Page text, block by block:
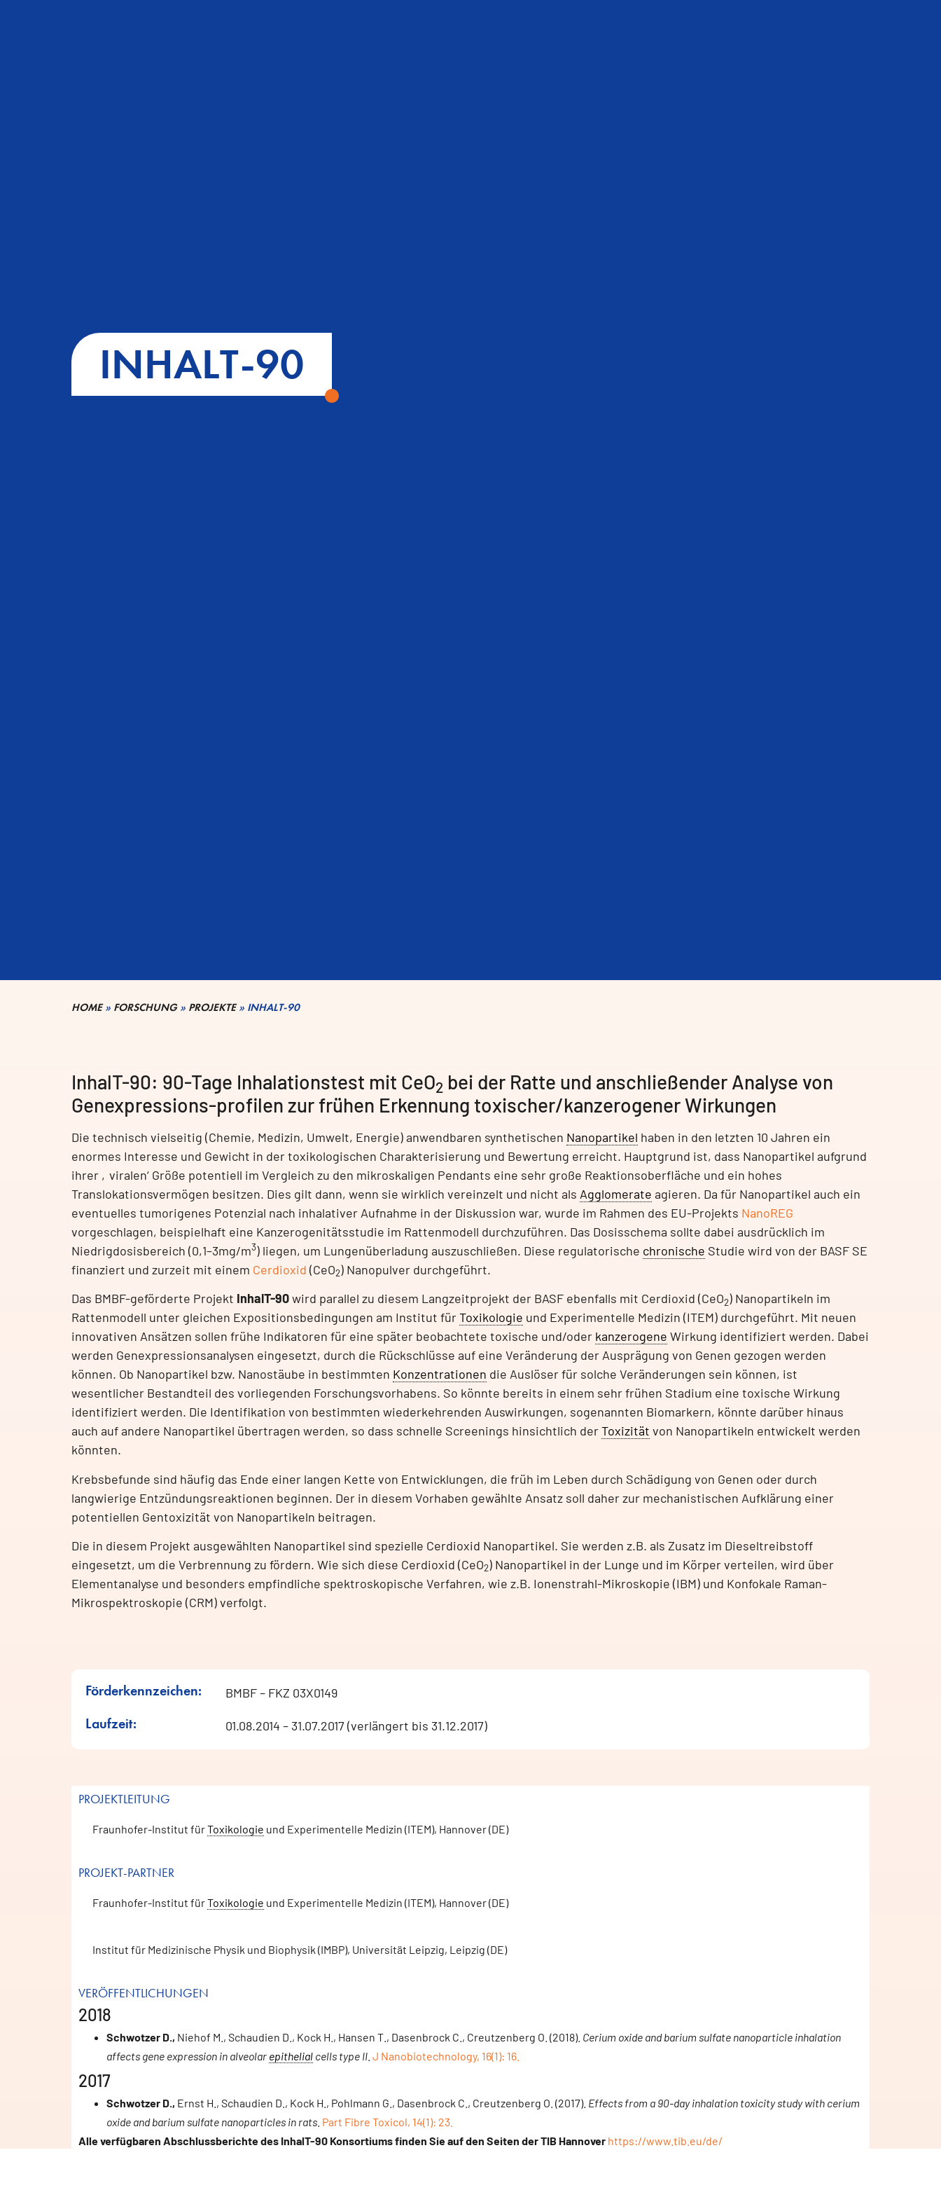
INHALT-90
HOME» FORSCHUNG» PROJEKTE» INHALT-90
InhalT-90: 90-Tage Inhalationstest mit CeO2 bei der Ratte und anschließender Analyse von
Genexpressions-profilen zur frühen Erkennung toxischer/kanzerogener Wirkungen
Die technisch vielseitig (Chemie, Medizin, Umwelt, Energie) anwendbaren synthetischen Nanopartikel haben in den letzten 10 Jahren ein
enormes Interesse und Gewicht in der toxikologischen Charakterisierung und Bewertung erreicht. Hauptgrund ist, dass Nanopartikel aufgrund
ihrer ‚viralen‘ Größe potentiell im Vergleich zu den mikroskaligen Pendants eine sehr große Reaktionsoberfläche und ein hohes
Translokationsvermögen besitzen. Dies gilt dann, wenn sie wirklich vereinzelt und nicht als Agglomerate agieren. Da für Nanopartikel auch ein
eventuelles tumorigenes Potenzial nach inhalativer Aufnahme in der Diskussion war, wurde im Rahmen des EU-Projekts NanoREG
vorgeschlagen, beispielhaft eine Kanzerogenitätsstudie im Rattenmodell durchzuführen. Das Dosisschema sollte dabei ausdrücklich im
Niedrigdosisbereich (0,1–3mg/m3) liegen, um Lungenüberladung auszuschließen. Diese regulatorische chronische Studie wird von der BASF SE
finanziert und zurzeit mit einem Cerdioxid (CeO2) Nanopulver durchgeführt.
Das BMBF-geförderte Projekt InhalT-90wird parallel zu diesem Langzeitprojekt der BASF ebenfalls mit Cerdioxid (CeO2) Nanopartikeln im
Rattenmodell unter gleichen Expositionsbedingungen am Institut fürToxikologie und Experimentelle Medizin (ITEM) durchgeführt. Mit neuen
innovativen Ansätzen sollen frühe Indikatoren für eine später beobachtete toxische und/oder kanzerogene Wirkung identifiziert werden. Dabei
werden Genexpressionsanalysen eingesetzt, durch die Rückschlüsse auf eine Veränderung der Ausprägung von Genen gezogen werden
können. Ob Nanopartikel bzw. Nanostäube in bestimmten Konzentrationen die Auslöser für solche Veränderungen sein können, ist
wesentlicher Bestandteil des vorliegenden Forschungsvorhabens. So könnte bereits in einem sehr frühen Stadium eine toxische Wirkung
identifiziert werden. Die Identifikation von bestimmten wiederkehrenden Auswirkungen, sogenannten Biomarkern, könnte darüber hinaus
auch auf andere Nanopartikel übertragen werden, so dass schnelle Screenings hinsichtlich derToxizität von Nanopartikeln entwickelt werden
könnten.
Krebsbefunde sind häufig das Ende einer langen Kette von Entwicklungen, die früh im Leben durch Schädigung von Genen oder durch
langwierige Entzündungsreaktionen beginnen. Der in diesem Vorhaben gewählte Ansatz soll daher zur mechanistischen Aufklärung einer
potentiellen Gentoxizität von Nanopartikeln beitragen.
Die in diesem Projekt ausgewählten Nanopartikel sind spezielle Cerdioxid Nanopartikel. Sie werden z.B. als Zusatz im Dieseltreibstoff
eingesetzt, um die Verbrennung zu fördern. Wie sich diese Cerdioxid (CeO2) Nanopartikel in der Lunge und im Körper verteilen, wird über
Elementanalyse und besonders empfindliche spektroskopische Verfahren, wie z.B. Ionenstrahl-Mikroskopie (IBM) und Konfokale Raman-
Mikrospektroskopie (CRM) verfolgt.
Förderkennzeichen: BMBF – FKZ 03X0149
Laufzeit: 01.08.2014 – 31.07.2017 (verlängert bis 31.12.2017)
PROJEKTLEITUNG
Fraunhofer-Institut fürToxikologie und Experimentelle Medizin (ITEM), Hannover (DE)
PROJEKT-PARTNER
Fraunhofer-Institut fürToxikologie und Experimentelle Medizin (ITEM), Hannover (DE)
Institut für Medizinische Physik und Biophysik (IMBP), Universität Leipzig, Leipzig (DE)
VERÖFFENTLICHUNGEN
2018
Schwotzer D., Niehof M., Schaudien D., Kock H., Hansen T., Dasenbrock C., Creutzenberg O. (2018). Cerium oxide and barium sulfate nanoparticle inhalation
affects gene expression in alveolar epithelial cells type II J Nanobiotechnology, 16(1): 16.
2017
Schwotzer D., Ernst H., Schaudien D., Kock H., Pohlmann G., Dasenbrock C., Creutzenberg O. (2017). Effects from a 90-day inhalation toxicity study with cerium
oxide and barium sulfate nanoparticles in rats Part Fibre Toxicol, 14(1): 23.
Alle verfügbaren Abschlussberichte des InhalT-90 Konsortiums finden Sie auf den Seiten der TIB Hannover https://www.tib.eu/de/